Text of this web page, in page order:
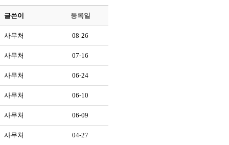
글쓴이 등록일
사무처 08-26
사무처 07-16
사무처 06-24
사무처 06-10
사무처 06-09
사무처 04-27